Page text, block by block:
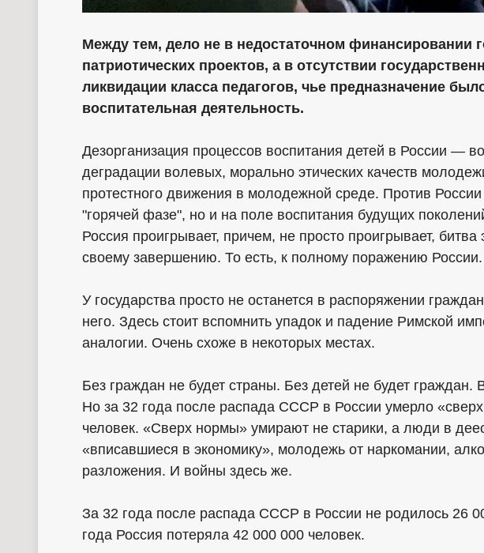
Между тем, дело не в недостаточном финансировании
патриотических проектов, а в отсутствии
ликвидации класса педагогов, чье предназначение
воспитательная деятельность.
Дезорганизация процессов воспитания детей в России —
деградации волевых, морально этических качеств
протестного движения в молодежной среде. Против России
"горячей фазе", но и на поле воспитания будущих
Россия проигрывает, причем, не просто проигрывает, битва
своему завершению. То есть, к полному поражению России.
У государства просто не останется в распоряжении
него. Здесь стоит вспомнить упадок и падение Римской
аналогии. Очень схоже в некоторых местах.
Без граждан не будет страны. Без детей не будет граждан.
Но за 32 года после распада СССР в России умерло
человек. «Сверх нормы» умирают не старики, а люди в
«вписавшиеся в экономику», молодежь от наркомании,
разложения. И войны здесь же.
За 32 года после распада СССР в России не родилось 26
года Россия потеряла 42 000 000 человек.